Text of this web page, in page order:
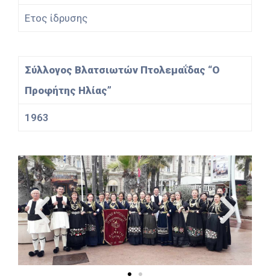
Ετος ίδρυσης
Σύλλογος Βλατσιωτών Πτολεμαΐδας “Ο
Προφήτης Ηλίας”
1963